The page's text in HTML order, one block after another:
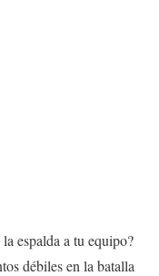
espalda a tu equipo?
débiles en la batalla